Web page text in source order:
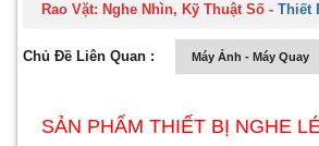
Rao Vặt: Nghe Nhìn, Kỹ Thuật Số -Thiết
Chủ Đề Liên Quan : Máy Ảnh - Máy Quay
SẢN PHẨM THIẾT BỊ NGHE